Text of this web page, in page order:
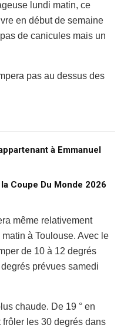
lundi matin, ce
en début de semaine
de canicules mais un
pas au dessus des
à Emmanuel
Coupe Du Monde 2026
même relativement
à Toulouse. Avec le
de 10 à 12 degrés
prévues samedi
chaude. De 19 ° en
les 30 degrés dans